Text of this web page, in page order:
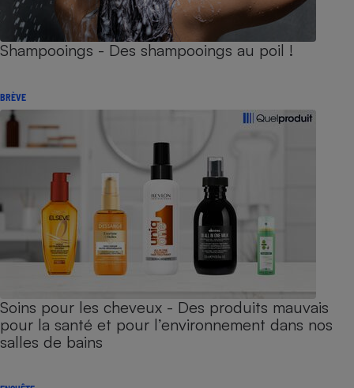
Shampooings - Des shampooings au poil !
BRÈVE
Soins pour les cheveux - Des produits mauvais
pour la santé et pour l’environnement dans nos
salles de bains